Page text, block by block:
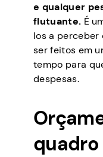
e qualquer
flutuante. É
los a
ser feitos em
tempo para
despesas.